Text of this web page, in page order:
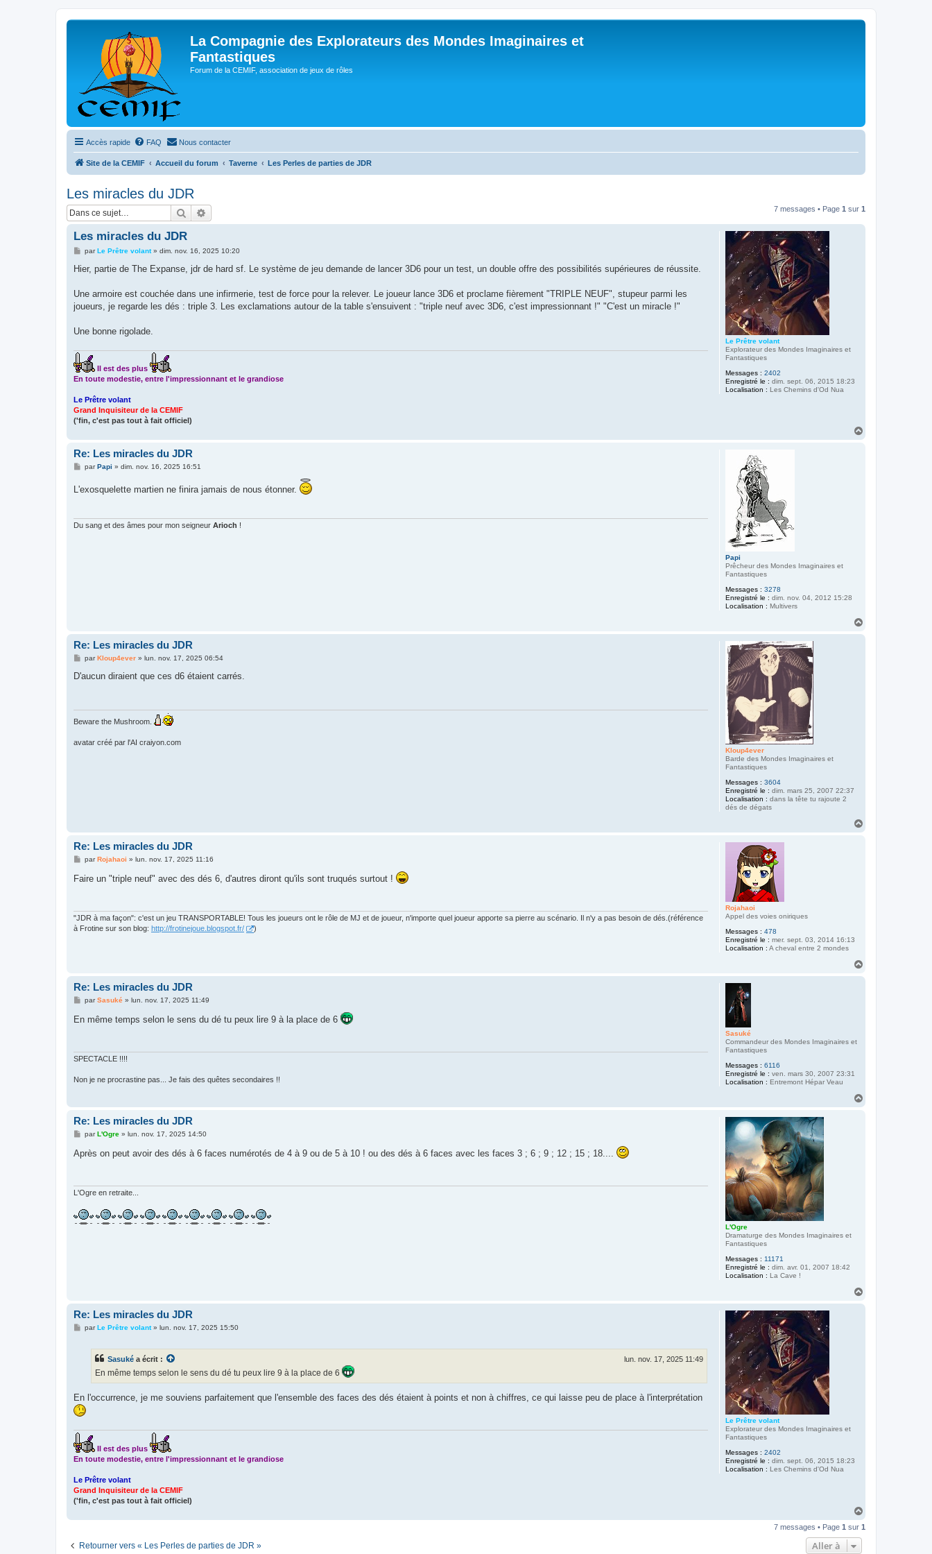
La Compagnie des Explorateurs des Mondes Imaginaires et
Fantastiques
Forum de la CEMIF, association de jeux de rôles
Accès rapide FAQ Nous contacter
Site de la CEMIF Accueil du forum Taverne Les Perles de parties de JDR
Les miracles du JDR
Rechercher 7 messages • Page 1 sur 1
Le Prêtre volant
Explorateur des Mondes Imaginaires et
Fantastiques
Messages : 2402
Enregistré le : dim. sept. 06, 2015 18:23
Localisation : Les Chemins d'Od Nua
Les miracles du JDR
M
s
g
parLe Prêtre volant» dim. nov. 16, 2025 10:20
Hier, partie de The Expanse, jdr de hard sf. Le système de jeu demande de lancer 3D6 pour un test, un double offre des possibilités supérieures de réussite.
Une armoire est couchée dans une infirmerie, test de force pour la relever. Le joueur lance 3D6 et proclame fièrement "TRIPLE NEUF", stupeur parmi les
joueurs, je regarde les dés : triple 3. Les exclamations autour de la table s'ensuivent : "triple neuf avec 3D6, c'est impressionnant !" "C'est un miracle !"
Une bonne rigolade.
Il est des plus
En toute modestie, entre l'impressionnant et le grandiose
Le Prêtre volant
Grand Inquisiteur de la CEMIF
('fin, c'est pas tout à fait officiel)
Papi
Prêcheur des Mondes Imaginaires et
Fantastiques
Messages : 3278
Enregistré le : dim. nov. 04, 2012 15:28
Localisation : Multivers
Re: Les miracles du JDR
M
s
parPapi » dim. nov. 16, 2025 16:51
L'exosquelette martien ne finira jamais de nous étonner.
Du sang et des âmes pour mon seigneur Arioch !
Kloup4ever
Barde des Mondes Imaginaires et
Fantastiques
Messages : 3604
Enregistré le : dim. mars 25, 2007 22:37
Localisation : dans la tête tu rajoute 2
dés de dégats
Re: Les miracles du JDR
M
s
parKloup4ever» lun. nov. 17, 2025 06:54
D'aucun diraient que ces d6 étaient carrés.
Beware the Mushroom.
avatar créé par l'AI craiyon.com
Rojahaoi
Appel des voies oniriques
Messages : 478
Enregistré le : mer. sept. 03, 2014 16:13
Localisation : A cheval entre 2 mondes
Re: Les miracles du JDR
M
s
s
parRojahaoi » lun. nov. 17, 2025 11:16
Faire un "triple neuf" avec des dés 6, d'autres diront qu'ils sont truqués surtout !
"JDR à ma façon": c'est un jeu TRANSPORTABLE! Tous les joueurs ont le rôle de MJ et de joueur, n'importe quel joueur apporte sa pierre au scénario. Il n'y a pas besoin de dés.(référence
à Frotine sur son blog: http://frotinejoue.blogspot.fr/ )
Sasuké
Commandeur des Mondes Imaginaires et
Fantastiques
Messages : 6116
Enregistré le : ven. mars 30, 2007 23:31
Localisation : Entremont Hépar Veau
Re: Les miracles du JDR
M
s
s
parSasuké» lun. nov. 17, 2025 11:49
En même temps selon le sens du dé tu peux lire 9 à la place de 6
SPECTACLE !!!!
Non je ne procrastine pas... Je fais des quêtes secondaires !!
L'Ogre
Dramaturge des Mondes Imaginaires et
Fantastiques
Messages : 11171
Enregistré le : dim. avr. 01, 2007 18:42
Localisation : La Cave !
Re: Les miracles du JDR
M
s
s
parL'Ogre» lun. nov. 17, 2025 14:50
Après on peut avoir des dés à 6 faces numérotés de 4 à 9 ou de 5 à 10 ! ou des dés à 6 faces avec les faces 3 ; 6 ; 9 ; 12 ; 15 ; 18....
L'Ogre en retraite...
Le Prêtre volant
Explorateur des Mondes Imaginaires et
Fantastiques
Messages : 2402
Enregistré le : dim. sept. 06, 2015 18:23
Localisation : Les Chemins d'Od Nua
Re: Les miracles du JDR
MparLe Prêtre volant» lun. nov. 17, 2025 15:50
Sasuké a écrit : lun. nov. 17, 2025 11:49
En même temps selon le sens du dé tu peux lire 9 à la place de 6
En l'occurrence, je me souviens parfaitement que l'ensemble des faces des dés étaient à points et non à chiffres, ce qui laisse peu de place à l'interprétation
Il est des plus
En toute modestie, entre l'impressionnant et le grandiose
Le Prêtre volant
Grand Inquisiteur de la CEMIF
('fin, c'est pas tout à fait officiel)
u
7 messages • Page 1 sur 1
Retourner vers « Les Perles de parties de JDR » Aller à